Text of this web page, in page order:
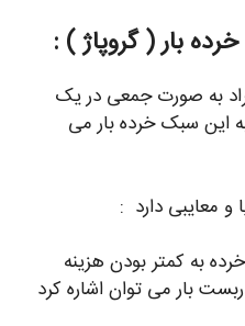
بار ( گروپاژ) :
به صورت جمعی در یک
این سبک خرده بار می
و معایبی دارد :
به کمتر بودن هزینه
بار می توان اشاره کرد